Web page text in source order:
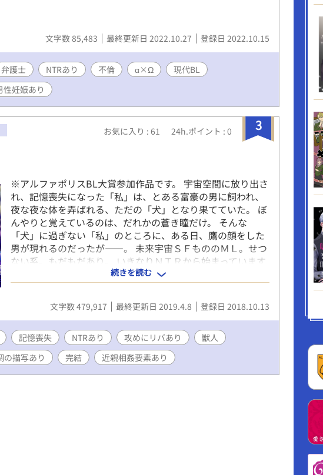
文字数 85,483 最終更新日 2022.10.27 登録日 2022.10.15
弁護士 NTRあり 不倫 α×Ω
現代BL
性妊娠あり
3
お気に入り : 61 24h.ポイント : 0
※アルファポリスBL大賞参加作品です。 宇宙空間に放り出さ
れ、記憶喪失になった「私」は、とある富豪の男に飼われ、
夜な夜な体を弄ばれる、ただの「犬」となり果てていた。 ぼ
んやりと覚えているのは、だれかの蒼き瞳だけ。 そんな
「犬」に過ぎない「私」のところに、ある日、鷹の顔をした
男が現れるのだったが――。 未来宇宙ＳＦもののＭＬ。せつ
ない系。もだもだあり。 いきなりＮＴＲから始まっています
のでご了承ください。 【重要】地雷回避のため、タグのチェ
ックをお願いします。特にベータの幼年時代。 アルファの方
は、女性との恋愛等はありません。(誤解された方があるよう
だったので一応） 途中、第二部から少し平安調の世界観にな
を入れていきます。 「小説家になろう」のムーンライトノベ
ルズからの転載です。あちらでは１９１話で完結済み。
続きを読む
文字数 479,917 最終更新日 2019.4.8 登録日 2018.10.13
記憶喪失 NTRあり 攻めにリバあり
獣人
の描写あり 完結 近親相姦要素あり